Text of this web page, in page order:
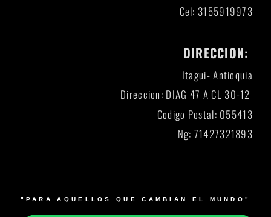
Cel: 3155919973
DIRECCION:
Itagui- Antioquia
Direccion: DIAG 47 A CL 30-12
Codigo Postal: 055413
Ng: 71427321893
"PARA AQUELLOS QUE CAMBIAN EL MUNDO"